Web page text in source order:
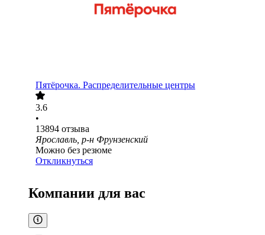
Пятёрочка. Распределительные центры
3.6
•
13894 отзыва
Ярославль, р-н Фрунзенский
Можно без резюме
Откликнуться
Компании для вас